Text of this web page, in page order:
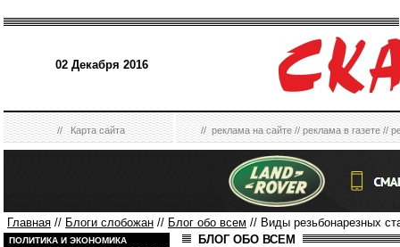
02 Декабря 2016
//Карта сайта //реклама на сайте//реклама в газете//
Главная // Блоги слобожан // Блог обо всем // Виды резьбонарезных
ПОЛИТИКА И ЭКОНОМИКА
БЛОГ ОБО ВСЕМ